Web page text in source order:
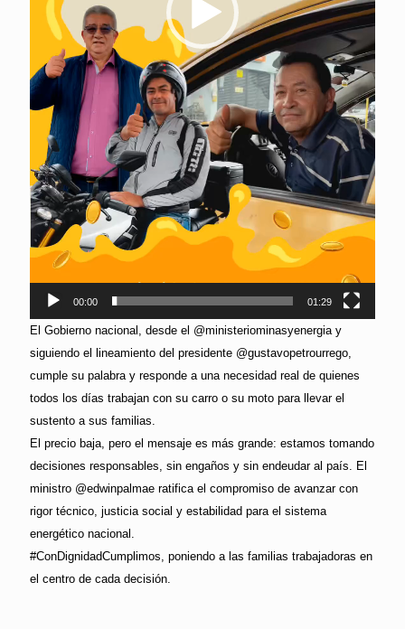
00:00 01:29
El Gobierno nacional, desde el @ministeriominasyenergia y
siguiendo el lineamiento del presidente @gustavopetrourrego,
cumple su palabra y responde a una necesidad real de quienes
todos los días trabajan con su carro o su moto para llevar el
sustento a sus familias.
El precio baja, pero el mensaje es más grande: estamos tomando
decisiones responsables, sin engaños y sin endeudar al país. El
ministro @edwinpalmae ratifica el compromiso de avanzar con
rigor técnico, justicia social y estabilidad para el sistema
energético nacional.
#ConDignidadCumplimos, poniendo a las familias trabajadoras en
el centro de cada decisión.